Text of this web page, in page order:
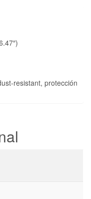
resistant, protección